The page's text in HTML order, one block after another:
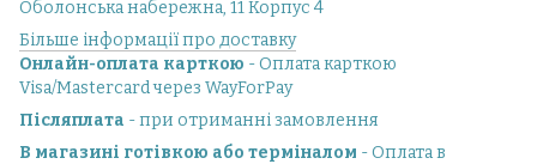
Оболонська набережна, 11 Корпус 4
Більше інформації про доставку
Онлайн-оплата карткою - Оплата карткою
Visa/Mastercard через WayForPay
Післяплата - при отриманні замовлення
В магазині готівкою або терміналом - Оплата в